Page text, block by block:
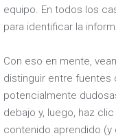
equipo. En todos los
para identificar la
Con eso en mente,
distinguir entre fuentes
potencialmente
debajo y, luego, haz
contenido aprendido